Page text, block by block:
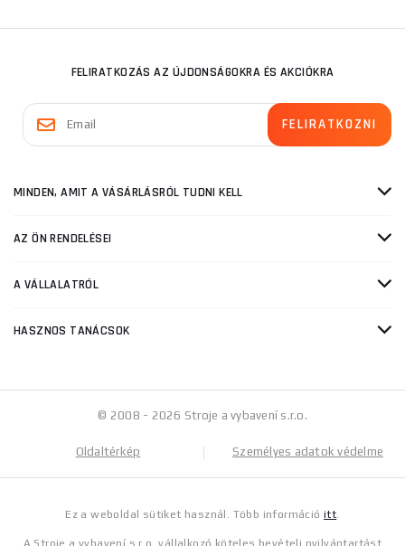
FELIRATKOZÁS AZ ÚJDONSÁGOKRA ÉS AKCIÓKRA
MINDEN, AMIT A VÁSÁRLÁSRÓL TUDNI KELL
AZ ÖN RENDELÉSEI
A VÁLLALATRÓL
HASZNOS TANÁCSOK
© 2008 - 2026 Stroje a vybavení s.r.o.
Oldaltérkép Személyes adatok védelme
Ez a weboldal sütiket használ. Több információitt.
A Stroje a vybavení s.r.o. vállalkozó köteles bevételi nyilvántartást